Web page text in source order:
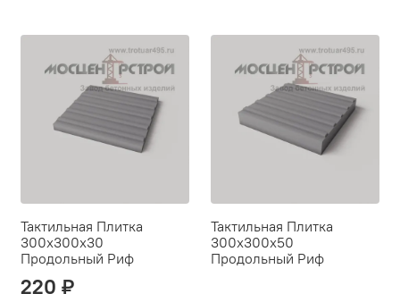
Тактильная Плитка
300х300х30
Продольный Риф
220 ₽
Тактильная Плитка
300х300х50
Продольный Риф